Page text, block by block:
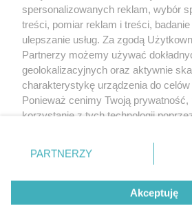
O nas
Informacje prawne
Nasze serwisy
spersonalizowanych reklam, wybór
treści, pomiar reklam i treści,
ulepszanie usług. Za zgodą
Partnerzy możemy używać
geolokalizacyjnych oraz aktywnie
charakterystykę urządzenia do celów
Ponieważ cenimy Twoją
korzystanie z tych technologii
zmienić/wycofać klikając przycisk
znajdujący się w lewym dolnym rogu
rodzaje przetwarzania danych nie
użytkownika, ale masz prawo
przetwarzaniu. Preferencje będą
PARTNERZY
Akceptuję